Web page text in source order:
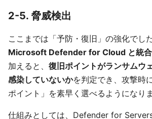
2-5. 脅威検出
ここまでは「予防・復旧」の強化でし
Microsoft Defender for Cloud と統合
加えると、 復旧ポイントがランサムウ
感染していないかを判定でき、攻撃時
ポイント」を素早く選べるようになりま
仕組みとしては、Defender for